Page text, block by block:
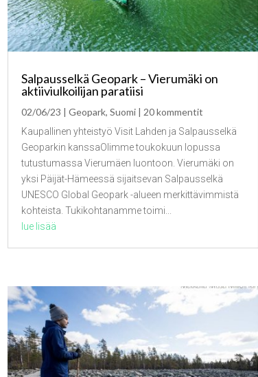
Salpausselkä Geopark – Vierumäki on
aktiiviulkoilijan paratiisi
02/06/23 | Geopark, Suomi| 20 kommentit
Kaupallinen yhteistyö Visit Lahden ja Salpausselkä
Geoparkin kanssaOlimme toukokuun lopussa
tutustumassa Vierumäen luontoon. Vierumäki on
yksi Päijät-Hämeessä sijaitsevan Salpausselkä
UNESCO Global Geopark -alueen merkittävimmistä
kohteista. Tukikohtanamme toimi...
lue lisää